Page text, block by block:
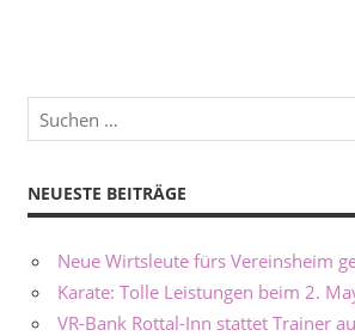
NEUESTE BEITRÄGE
Neue Wirtsleute fürs Vereinsheim
Karate: Tolle Leistungen beim 2.
VR-Bank Rottal-Inn stattet Trainer